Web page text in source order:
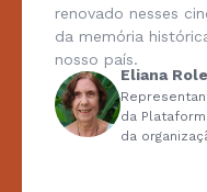
renovado nesses
da memória
nosso país.
Eliana
da
da